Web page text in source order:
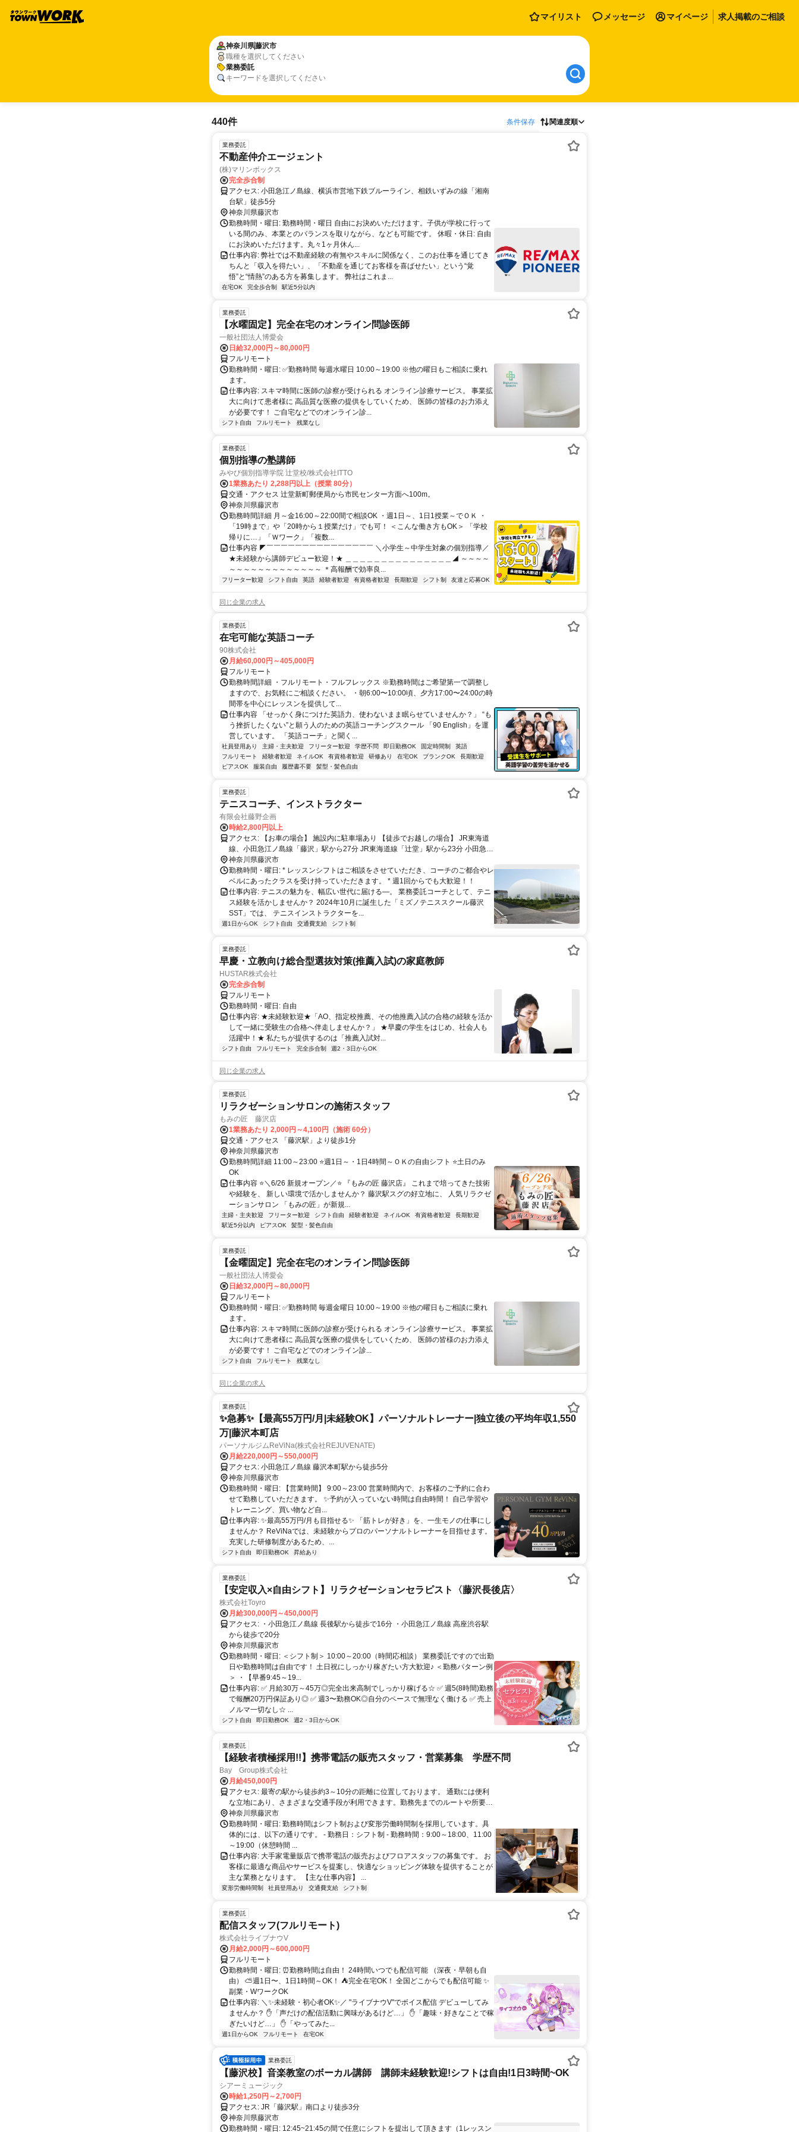
マイリスト メッセージ マイページ 求人掲載のご相談
神奈川県藤沢市
職種を選択してください
業務委託
キーワードを選択してください
440件 条件保存 関連度順
業務委託
不動産仲介エージェント
(株)マリンボックス
完全歩合制
アクセス: 小田急江ノ島線、横浜市営地下鉄ブルーライン、相鉄いずみの線「湘南
台駅」徒歩5分
神奈川県藤沢市
勤務時間・曜日: 勤務時間・曜日 自由にお決めいただけます。子供が学校に行って
いる間のみ、本業とのバランスを取りながら、なども可能です。 休暇・休日: 自由
にお決めいただけます。丸々1ヶ月休ん...
仕事内容: 弊社では不動産経験の有無やスキルに関係なく、このお仕事を通じてき
ちんと「収入を得たい」、「不動産を通じてお客様を喜ばせたい」という“覚
悟”と“情熱”のある方を募集します。 弊社はこれま...
在宅OK 完全歩合制 駅近5分以内
業務委託
【水曜固定】完全在宅のオンライン問診医師
一般社団法人博愛会
日給32,000円～80,000円
フルリモート
勤務時間・曜日: ✅勤務時間 毎週水曜日 10:00～19:00 ※他の曜日もご相談に乗れ
ます。
仕事内容: スキマ時間に医師の診察が受けられる オンライン診療サービス。 事業拡
大に向けて患者様に 高品質な医療の提供をしていくため、 医師の皆様のお力添え
が必要です！ ご自宅などでのオンライン診...
シフト自由 フルリモート 残業なし
業務委託
個別指導の塾講師
みやび個別指導学院 辻堂校/株式会社ITTO
1業務あたり 2,288円以上（授業 80分）
交通・アクセス 辻堂新町郵便局から市民センター方面へ100m。
神奈川県藤沢市
勤務時間詳細 月～金16:00～22:00間で相談OK ・週1日～、1日1授業～でＯＫ ・
「19時まで」や「20時から１授業だけ」でも可！ ＜こんな働き方もOK＞ 「学校
帰りに…」「Ｗワーク」「複数...
仕事内容 ◤￣￣￣￣￣￣￣￣￣￣￣￣￣￣￣ ＼小学生～中学生対象の個別指導／
★未経験から講師デビュー歓迎！★ ＿＿＿＿＿＿＿＿＿＿＿＿＿＿＿◢ ～～～～
～～～～～～～～～～～～～ ＊高報酬で効率良...
フリーター歓迎 シフト自由 英語 経験者歓迎 有資格者歓迎 長期歓迎 シフト制 友達と応募OK
同じ企業の求人
業務委託
在宅可能な英語コーチ
90株式会社
月給60,000円～405,000円
フルリモート
勤務時間詳細 ・フルリモート・フルフレックス ※勤務時間はご希望第一で調整し
ますので、お気軽にご相談ください。 ・朝6:00〜10:00頃、夕方17:00〜24:00の時
間帯を中心にレッスンを提供して...
仕事内容 「せっかく身につけた英語力、使わないまま眠らせていませんか？」 “も
う挫折したくない”と願う人のための英語コーチングスクール 「90 English」を運
営しています。 「英語コーチ」と聞く...
社員登用あり 主婦・主夫歓迎 フリーター歓迎 学歴不問 即日勤務OK 固定時間制
英語
フルリモート
経験者歓迎 ネイルOK 有資格者歓迎 研修あり 在宅OK ブランクOK
長期歓迎
ピアスOK
服装自由 履歴書不要 髪型・髪色自由
業務委託
テニスコーチ、インストラクター
有限会社藤野企画
時給2,800円以上
アクセス: 【お車の場合】 施設内に駐車場あり 【徒歩でお越しの場合】 JR東海道
線、小田急江ノ島線「藤沢」駅から27分 JR東海道線「辻堂」駅から23分 小田急江
ノ島線「本鵠沼」駅から14分 江ノ電「藤沢」駅から28分 【藤沢駅よりバスのご案
内】 藤沢駅北口バスターミナル2番のりばから 神奈中バス藤04系統「辻堂団地
行」 または藤06系統「辻堂駅南口行」に乗車、 「藤沢SST前」下車 【辻堂駅より
バスのご案内】 辻堂駅南口バスのりばから 神奈中バス藤06系統「藤沢駅北口行」
に乗車、 「藤沢SST前」下車
神奈川県藤沢市
勤務時間・曜日: * レッスンシフトはご相談をさせていただき、コーチのご都合やレ
ベルにあったクラスを受け持っていただきます。 * 週1回からでも大歓迎！！
仕事内容: テニスの魅力を、幅広い世代に届ける―。 業務委託コーチとして、テニ
ス経験を活かしませんか？ 2024年10月に誕生した「ミズノテニススクール藤沢
SST」では、 テニスインストラクターを...
週1日からOK シフト自由 交通費支給 シフト制
業務委託
早慶・立教向け総合型選抜対策(推薦入試)の家庭教師
HUSTAR株式会社
完全歩合制
フルリモート
勤務時間・曜日: 自由
仕事内容: ★未経験歓迎★「AO、指定校推薦、その他推薦入試の合格の経験を活か
して一緒に受験生の合格へ伴走しませんか？」 ★早慶の学生をはじめ、社会人も
活躍中！★ 私たちが提供するのは「推薦入試対...
シフト自由 フルリモート 完全歩合制 週2・3日からOK
同じ企業の求人
業務委託
リラクゼーションサロンの施術スタッフ
もみの匠 藤沢店
1業務あたり 2,000円～4,100円（施術 60分）
交通・アクセス 「藤沢駅」より徒歩1分
神奈川県藤沢市
勤務時間詳細 11:00～23:00 ⭐週1日～・1日4時間～ＯＫの自由シフト ⭐土日のみ
OK
仕事内容 ⭐＼6/26 新規オープン／⭐ 『もみの匠 藤沢店』 これまで培ってきた技術
や経験を、 新しい環境で活かしませんか？ 藤沢駅スグの好立地に、 人気リラクゼ
ーションサロン 「もみの匠」が新規...
主婦・主夫歓迎 フリーター歓迎 シフト自由 経験者歓迎 ネイルOK 有資格者歓迎
長期歓迎
駅近5分以内
ピアスOK 髪型・髪色自由
業務委託
【金曜固定】完全在宅のオンライン問診医師
一般社団法人博愛会
日給32,000円～80,000円
フルリモート
勤務時間・曜日: ✅勤務時間 毎週金曜日 10:00～19:00 ※他の曜日もご相談に乗れ
ます。
仕事内容: スキマ時間に医師の診察が受けられる オンライン診療サービス。 事業拡
大に向けて患者様に 高品質な医療の提供をしていくため、 医師の皆様のお力添え
が必要です！ ご自宅などでのオンライン診...
シフト自由 フルリモート 残業なし
同じ企業の求人
業務委託
✨️急募✨️【最高55万円/月|未経験OK】パーソナルトレーナー|独立後の平均年収1,550
万|藤沢本町店
パーソナルジムReViNa(株式会社REJUVENATE)
月給220,000円～550,000円
アクセス: 小田急江ノ島線 藤沢本町駅から徒歩5分
神奈川県藤沢市
勤務時間・曜日: 【営業時間】 9:00～23:00 営業時間内で、お客様のご予約に合わ
せて勤務していただきます。 ✨予約が入っていない時間は自由時間！ 自己学習や
トレーニング、買い物など自...
仕事内容: ✨最高55万円/月も目指せる✨ 「筋トレが好き」を、一生モノの仕事にし
ませんか？ ReViNaでは、未経験からプロのパーソナルトレーナーを目指せます。
充実した研修制度があるため、...
シフト自由 即日勤務OK 昇給あり
業務委託
【安定収入×自由シフト】リラクゼーションセラピスト〈藤沢長後店〉
株式会社Toyro
月給300,000円～450,000円
アクセス: ・小田急江ノ島線 長後駅から徒歩で16分 ・小田急江ノ島線 高座渋谷駅
から徒歩で20分
神奈川県藤沢市
勤務時間・曜日: ＜シフト制＞ 10:00～20:00（時間応相談） 業務委託ですので出勤
日や勤務時間は自由です！ 土日祝にしっかり稼ぎたい方大歓迎♪ ＜勤務パターン例
＞ ・【早番9:45～19...
仕事内容: ✅ 月給30万～45万◎完全出来高制でしっかり稼げる☆ ✅ 週5(8時間)勤務
で報酬20万円保証あり◎ ✅ 週3〜勤務OK◎自分のペースで無理なく働ける ✅ 売上
ノルマ一切なし☆ ...
シフト自由 即日勤務OK 週2・3日からOK
業務委託
【経験者積極採用!!】携帯電話の販売スタッフ・営業募集 学歴不問
Bay Group株式会社
月給450,000円
アクセス: 最寄の駅から徒歩約3～10分の距離に位置しております。 通勤には便利
な立地にあり、さまざまな交通手段が利用できます。勤務先までのルートや所要時
間については、面接時に詳しくご案内いたします。
神奈川県藤沢市
勤務時間・曜日: 勤務時間はシフト制および変形労働時間制を採用しています。具
体的には、以下の通りです。 - 勤務日：シフト制 - 勤務時間：9:00～18:00、11:00
～19:00（休憩時間 ...
仕事内容: 大手家電量販店で携帯電話の販売およびフロアスタッフの募集です。 お
客様に最適な商品やサービスを提案し、快適なショッピング体験を提供することが
主な業務となります。 【主な仕事内容】 ...
変形労働時間制 社員登用あり 交通費支給 シフト制
業務委託
配信スタッフ(フルリモート)
株式会社ライブナウV
月給2,000円～600,000円
フルリモート
勤務時間・曜日: ⏰勤務時間は自由！ 24時間いつでも配信可能 （深夜・早朝も自
由） ⛅週1日〜、1日1時間～OK！ ⛺完全在宅OK！ 全国どこからでも配信可能 ✨
副業・WワークOK
仕事内容: ＼✨未経験・初心者OK✨／ "ライブナウV"でボイス配信 デビューしてみ
ませんか？ ✋「声だけの配信活動に興味があるけど…」 ✋「趣味・好きなことで稼
ぎたいけど…」 ✋「やってみた...
週1日からOK フルリモート 在宅OK
業務委託
【藤沢校】音楽教室のボーカル講師 講師未経験歓迎!シフトは自由!1日3時間~OK
シアーミュージック
時給1,250円～2,700円
アクセス: JR「藤沢駅」南口より徒歩3分
神奈川県藤沢市
勤務時間・曜日: 12:45~21:45の間で任意にシフトを提出して頂きます（1レッスン